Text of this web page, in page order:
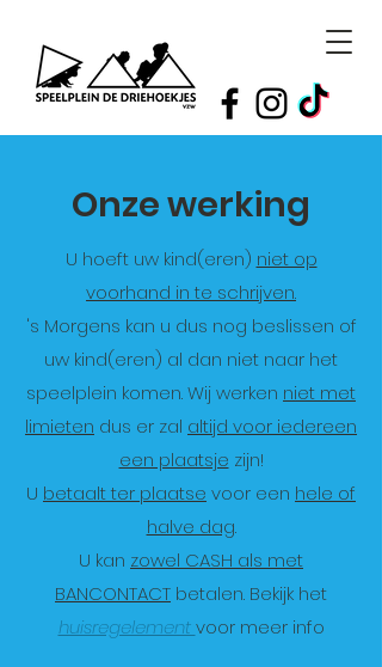
Onze werking
U hoeft uw kind(eren) niet op
voorhand in te schrijven.
's Morgens kan u dus nog beslissen of
uw kind(eren) al dan niet naar het
speelplein komen. Wij werken niet met
limieten dus er zal altijd voor iedereen
een plaatsje zijn!
U betaalt ter plaatse voor een hele of
halve dag.
U kan zowel CASH als met
BANCONTACT betalen. Bekijk het
huisregelementvoor meer info